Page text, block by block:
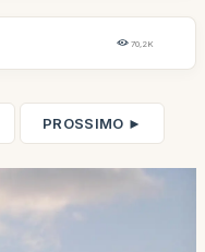
70,2K
PROSSIMO ►